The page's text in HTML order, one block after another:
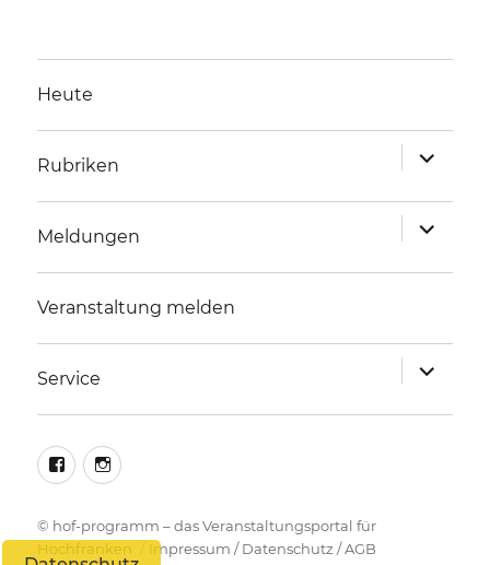
Heute
Rubriken
anzeigen
Meldungen
anzeigen
Veranstaltung melden
Service
anzeigen
facebookinstagram
© hof-programm – das Veranstaltungsportal für
Hochfranken
Impressum /Datenschutz /AGB